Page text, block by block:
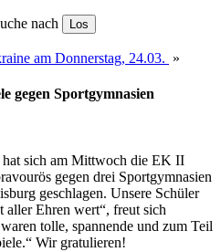
nach Los
am Donnerstag, 24.03. »
gegen Sportgymnasien
sich am Mittwoch die EK II
gegen drei Sportgymnasien
geschlagen. Unsere Schüler
aller Ehren wert“, freut sich
tolle, spannende und zum Teil
Wir gratulieren!